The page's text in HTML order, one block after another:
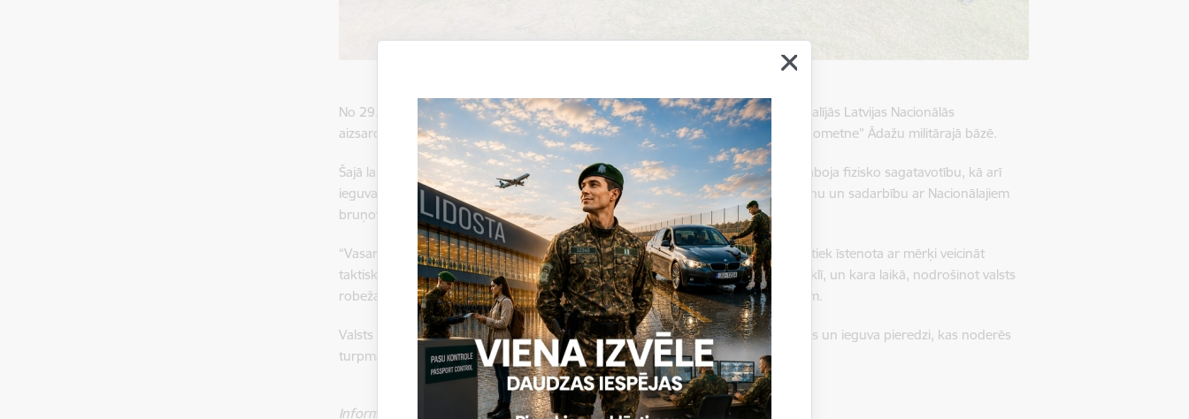
No 29.jūnija līdz 22.jūlijam Valsts robežsardzes koledžas 1.kursa studējošie piedalījās Latvijas Nacionālās
aizsardzības akadēmijas organizētajās praktiskajās nodarbībās “Vasaras lauka nometne” Ādažu militārajā bāzē.
Šajā laikā topošie robežsargi pilnveidoja šaušanas un lauka kaujas iemaņas, uzlaboja fizisko sagatavotību, kā arī
ieguva vērtīgas zināšanas par profesionālā dienesta karavīru pienākumu veikšanu un sadarbību ar Nacionālajiem
bruņotajiem spēkiem.
“Vasaras lauka nometne” ir daļa no studiju programmas “Robežapsardze”, kas tiek īstenota ar mērķi veicināt
taktiski un operatīvi reaģēt kaujas operācijās un valsts robežas izņēmuma stāvoklī, un kara laikā, nodrošinot valsts
robežas neaizskaramību un savienojamību ar Nacionālo bruņoto spēku vienībām.
Valsts robežsardzes koledžas studējošie sekmīgi apguva nepieciešamās prasmes un ieguva pieredzi, kas noderēs
turpmākajā dienestā.
Informāciju sagatavoja: